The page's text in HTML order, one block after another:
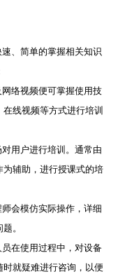
、简单的掌握相关知识
络视频便可掌握使用技
线视频等方式进行培训
用户进行培训。通常由
辅助，进行授课式的培
会模仿实际操作，详细
。
在使用过程中，对设备
就疑难进行咨询，以便